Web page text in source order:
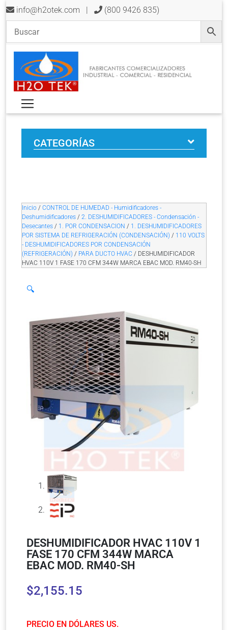
info@h2otek.com | (800 9426 835)
CATEGORÍAS
Inicio / CONTROL DE HUMEDAD - Humidificadores -
Deshumidificadores / 2. DESHUMIDIFICADORES - Condensación -
Desecantes / 1. POR CONDENSACION / 1. DESHUMIDIFICADORES
POR SISTEMA DE REFRIGERACIÓN (CONDENSACIÓN) / 110 VOLTS
- DESHUMIDIFICADORES POR CONDENSACIÓN
(REFRIGERACIÓN) / PARA DUCTO HVAC / DESHUMIDIFICADOR
HVAC 110V 1 FASE 170 CFM 344W MARCA EBAC MOD. RM40-SH
🔍
DESHUMIDIFICADOR HVAC 110V 1
FASE 170 CFM 344W MARCA
EBAC MOD. RM40-SH
$2,155.15
PRECIO EN DÓLARES US.